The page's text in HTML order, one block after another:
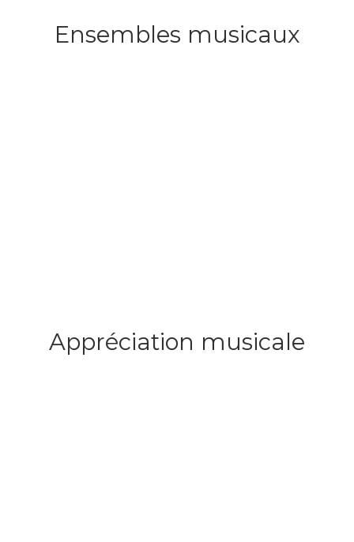
Ensembles musicaux
Appréciation musicale